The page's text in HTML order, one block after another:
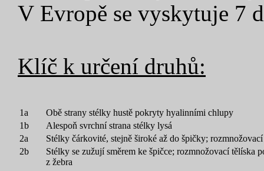
V Evropě se vyskytuje 7
Klíč k určení druhů:
1a
Obě strany stélky hustě pokryty hyalinními chlupy
1b
Alespoň svrchní strana stélky lysá
2a
Stélky čárkovité, stejně široké až do špičky;
2b
Stélky se zužují směrem ke špičce; rozmnožovací tělíska
z žebra